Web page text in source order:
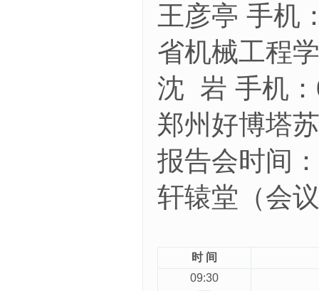
王彦亭 手机
省机械工程
沈 岩 手机
郑州好博塔
报告会时间：
轩辕堂（会
时 间
09:30